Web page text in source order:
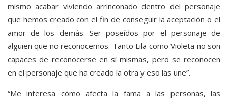
mismo acabar viviendo arrinconado dentro del personaje
que hemos creado con el fin de conseguir la aceptación o el
amor de los demás. Ser poseídos por el personaje de
alguien que no reconocemos. Tanto Lila como Violeta no son
capaces de reconocerse en sí mismas, pero se reconocen
en el personaje que ha creado la otra y eso las une”.
“Me interesa cómo afecta la fama a las personas, las